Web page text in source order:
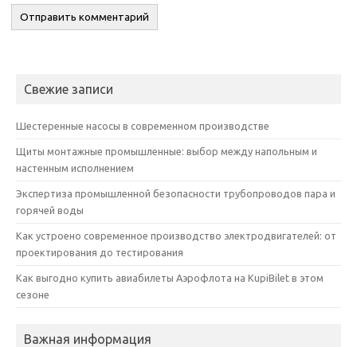
Свежие записи
Шестеренные насосы в современном производстве
Щиты монтажные промышленные: выбор между напольным и
настенным исполнением
Экспертиза промышленной безопасности трубопроводов пара и
горячей воды
Как устроено современное производство электродвигателей: от
проектирования до тестирования
Как выгодно купить авиабилеты Аэрофлота на KupiBilet в этом
сезоне
Важная информация